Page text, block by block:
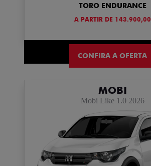
TORO ENDURANCE
A PARTIR DE 143.900,00
CONFIRA A OFERTA
MOBI
Mobi Like 1.0 2026